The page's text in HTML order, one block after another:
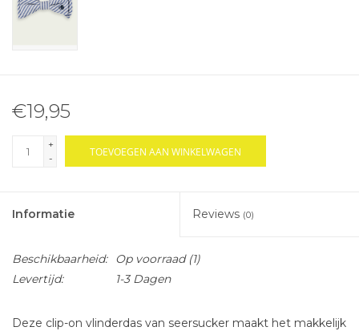
€19,95
+
-
TOEVOEGEN AAN WINKELWAGEN
Informatie Reviews (0)
Beschikbaarheid: Op voorraad(1)
Levertijd:
1-3 Dagen
Deze clip-on vlinderdas van seersucker maakt het makkelijk